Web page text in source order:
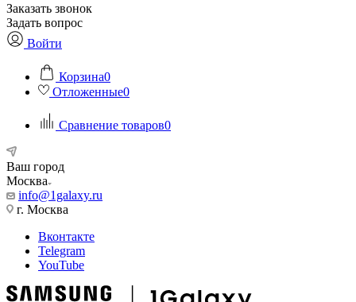
Заказать звонок
Задать вопрос
Войти
Корзина0
Отложенные0
Сравнение товаров0
Ваш город
Москва
info@1galaxy.ru
г. Москва
Вконтакте
Telegram
YouTube